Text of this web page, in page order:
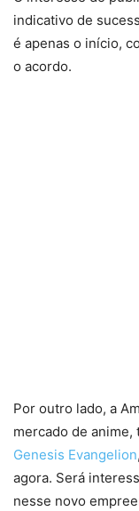
indicativo de
é apenas o início,
o acordo.
Por outro lado, a
mercado de
Genesis Evangelion
agora. Será
nesse novo